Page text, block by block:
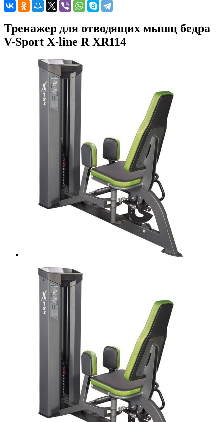
Тренажер для отводящих мышц бедра
V-Sport X-line R XR114